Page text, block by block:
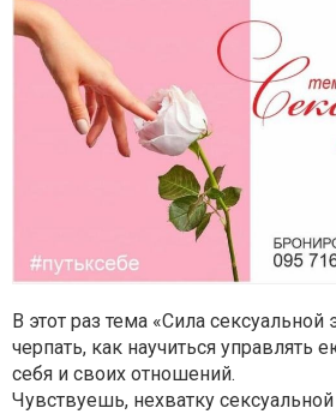
В этот раз тема «Сила сексуальной
черпать, как научиться управлять
себя и своих отношений.
Чувствуешь, нехватку